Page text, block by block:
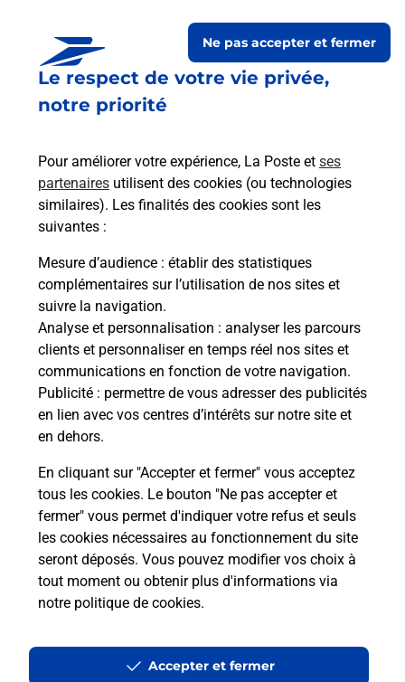
Le respect de votre vie privée,
notre priorité
Pour améliorer votre expérience, La Poste et ses
partenaires utilisent des cookies (ou technologies
similaires). Les finalités des cookies sont les
suivantes :
Mesure d’audience : établir des statistiques
complémentaires sur l’utilisation de nos sites et
suivre la navigation.
Analyse et personnalisation : analyser les parcours
clients et personnaliser en temps réel nos sites et
communications en fonction de votre navigation.
Publicité : permettre de vous adresser des publicités
en lien avec vos centres d’intérêts sur notre site et
en dehors.
En cliquant sur "Accepter et fermer" vous acceptez
tous les cookies. Le bouton "Ne pas accepter et
fermer" vous permet d'indiquer votre refus et seuls
les cookies nécessaires au fonctionnement du site
seront déposés. Vous pouvez modifier vos choix à
tout moment ou obtenir plus d'informations via
notre politique de cookies.
Ne pas accepter et fermer
Accepter et fermer
Boîte aux lettres La Poste
25 Rue De La Braconne
16560 Villejoubert
Le lien s'ouvre dans un nouvel onglet
Boîte aux lettres La Poste
Collecte du courrier aujourd'hui à 08h30
1032 Rue De Puyperoux
16560 Villejoubert
Le lien s'ouvre dans un nouvel onglet
Localiser Liste Boîtes aux lettres Charente Villejoubert
Accessibilité : partiellement conforme